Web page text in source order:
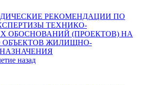
РЕКОМЕНДАЦИИ ПО
ТЕХНИКО-
ОБОСНОВАНИЙ (ПРОЕКТОВ) НА
ОБЪЕКТОВ ЖИЛИЩНО-
назад